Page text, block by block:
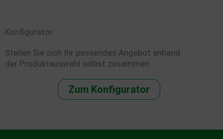
Konfigurator
Stellen Sie sich Ihr passendes Angebot anhand
der Produktauswahl selbst zusammen.
Zum Konfigurator